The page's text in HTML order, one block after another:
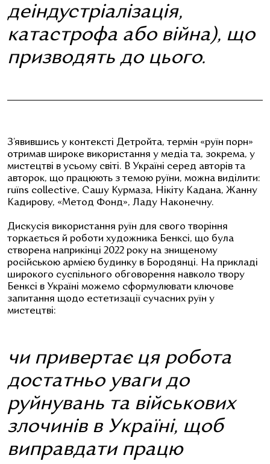
деіндустріалізація,
катастрофа або війна), що
призводять до цього.
З’явившись у контексті Детройта, термін «руїн порн»
отримав широке використання у медіа та, зокрема, у
мистецтві в усьому світі. В Україні серед авторів та
авторок, що працюють з темою руїни, можна виділити:
ruїns collective, Сашу Курмаза, Нікіту Кадана, Жанну
Кадирову, «Метод Фонд», Ладу Наконечну.
Дискусія використання руїн для свого творіння
торкається й роботи художника Бенксі, що була
створена наприкінці 2022 року на знищеному
російською армією будинку в Бородянці. На прикладі
широкого суспільного обговорення навколо твору
Бенксі в Україні можемо сформулювати ключове
запитання щодо естетизації сучасних руїн у
мистецтві:
чи привертає ця робота
достатньо уваги до
руйнувань та військових
злочинів в Україні, щоб
виправдати працю